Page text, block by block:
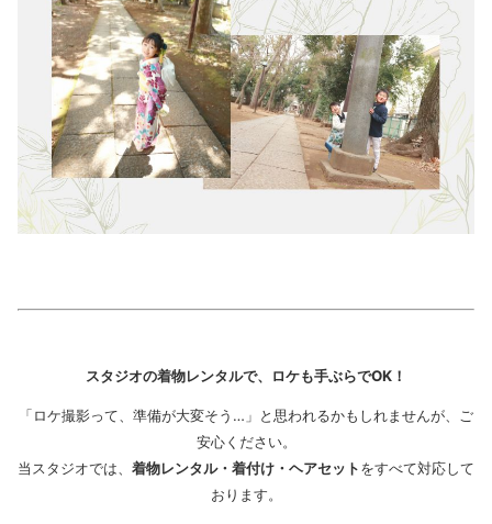
スタジオの着物レンタルで、ロケも手ぶらでOK！
「ロケ撮影って、準備が大変そう…」と思われるかもしれませんが、ご
安心ください。
当スタジオでは、 着物レンタル・着付け・ヘアセットをすべて対応して
おります。